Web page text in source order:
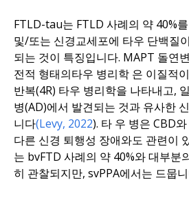
FTLD-tau는 FTLD 사례의 약 40%
및/또는 신경교세포에 타우 단백질
되는 것이 특징입니다. MAPT 돌연
전적 형태의타우 병리학 은 이질적
반복(4R) 타우 병리학을 나타내고,
병(AD)에서 발견되는 것과 유사한
니다(Levy, 2022). 타 우 병은 CBD
다른 신경 퇴행성 장애와도 관련이
는 bvFTD 사례의 약 40%와 대부분
히 관찰되지만, svPPA에서는 드뭅